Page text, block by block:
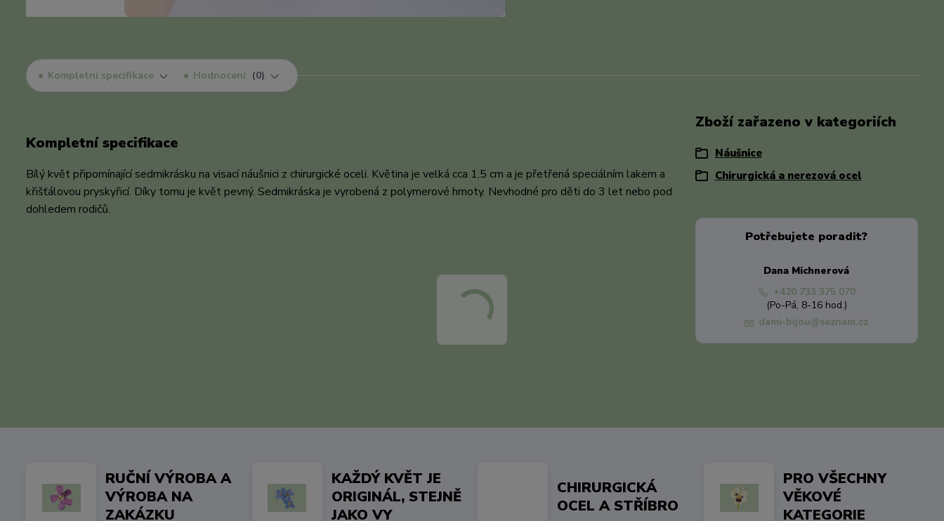
Kompletní specifikace Hodnocení 0
Kompletní specifikace
Bílý květ připomínající sedmikrásku na visací náušnici z chirurgické oceli. Květina je velká cca 1,5 cm a je přetřená speciálním lakem a
křišťálovou pryskyřicí. Díky tomu je květ pevný. Sedmikráska je vyrobená z polymerové hmoty. Nevhodné pro děti do 3 let nebo pod
dohledem rodičů.
Zboží zařazeno v kategoriích
Náušnice
Chirurgická a nerezová ocel
Potřebujete poradit?
Dana Michnerová
+420 733 375 070
(Po-Pá, 8-16 hod.)
dami-bijou@seznam.cz
RUČNÍ VÝROBA A
VÝROBA NA
ZAKÁZKU
KAŽDÝ KVĚT JE
ORIGINÁL, STEJNĚ
JAKO VY
CHIRURGICKÁ
OCEL A STŘÍBRO
PRO VŠECHNY
VĚKOVÉ
KATEGORIE